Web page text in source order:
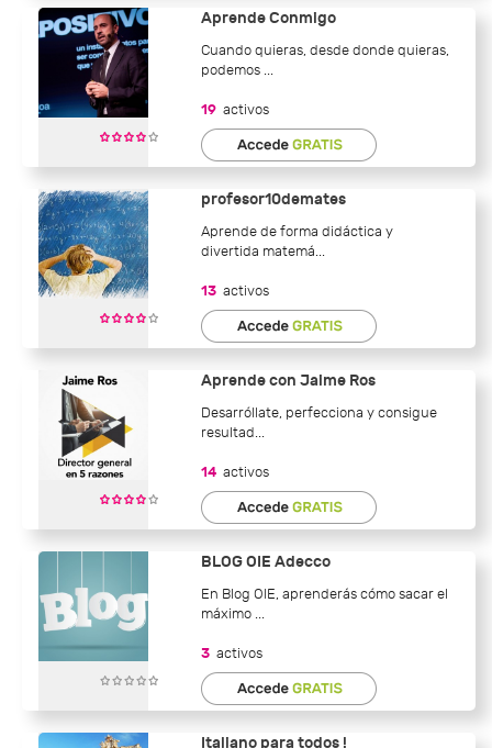
Aprende Conmigo
Cuando quieras, desde donde quieras,
podemos ...
19 activos
profesor10demates
Aprende de forma didáctica y
divertida matemá...
13 activos
Aprende con Jaime Ros
Desarróllate, perfecciona y consigue
resultad...
14 activos
BLOG OIE Adecco
En Blog OIE, aprenderás cómo sacar el
máximo ...
3 activos
Italiano para todos !